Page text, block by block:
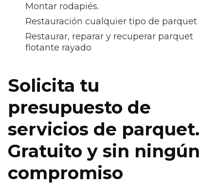
Montar rodapiés.
Restauración cualquier tipo de parquet
Restaurar, reparar y recuperar parquet
flotante rayado
Solicita tu
presupuesto de
servicios de parquet.
Gratuito y sin ningún
compromiso